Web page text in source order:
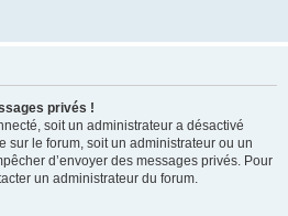
privés !
soit un administrateur a désactivé
sur le forum, soit un administrateur ou un
d’envoyer des messages privés. Pour
un administrateur du forum.